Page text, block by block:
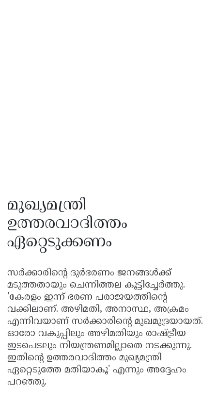
മുഖ്യമന്ത്രി
ഉത്തരവാദിത്തം
ഏറ്റെടുക്കണം
സർക്കാരിന്റെ ദുർഭരണം ജനങ്ങൾക്ക്‌
മടുത്തതായും ചെന്നിത്തല കൂട്ടിച്ചേർത്തു.
'കേരളം ഇന്ന്‌ ഭരണ പരാജയത്തിന്റെ
വക്കിലാണ്‌. അഴിമതി, അനാസ്ഥ, അക്രമം
എന്നിവയാണ്‌ സർക്കാരിന്റെ മുഖമുദ്രയായത്‌.
ഓരോ വകുപ്പിലും അഴിമതിയും രാഷ്ട്രീയ
ഇടപെടലും നിയന്ത്രണമില്ലാതെ നടക്കുന്നു.
ഇതിന്റെ ഉത്തരവാദിത്തം മുഖ്യമന്ത്രി
ഏറ്റെടുത്തേ മതിയാകൂ' എന്നും അദ്ദേഹം
പറഞ്ഞു.